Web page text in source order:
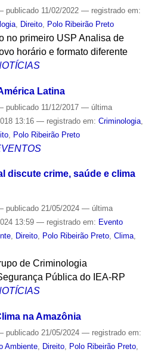
publicado11/02/2022 — registrado em:
, Direito, Polo Ribeirão Preto
no primeiro USP Analisa de
horário e formato diferente
Latina
publicado11/12/2017 — última
13:16 — registrado em: Criminologia,
, Polo Ribeirão Preto
discute crime, saúde e clima
publicado21/05/2024 — última
13:59 — registrado em: Evento
, Direito, Polo Ribeirão Preto, Clima,
de Criminologia
Pública do IEA-RP
na Amazônia
publicado21/05/2024 — registrado em:
Ambiente, Direito, Polo Ribeirão Preto,